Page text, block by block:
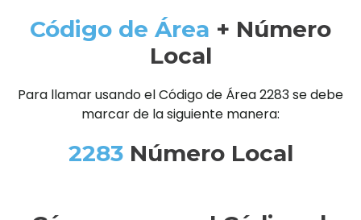
Código de Área + Número
Local
Para llamar usando el Código de Área 2283 se debe
marcar de la siguiente manera:
2283Número Local